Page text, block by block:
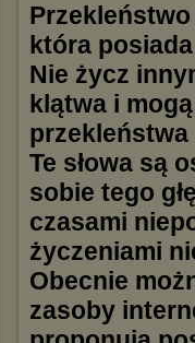
która
Nie życz
klątwa i
Te słowa są
sobie tego
czasami
życzeniami
Obecnie
zasoby